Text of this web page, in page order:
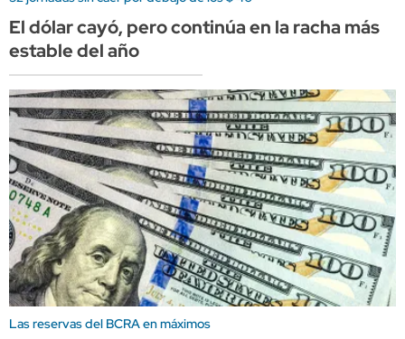
El dólar cayó, pero continúa en la racha más
estable del año
Las reservas del BCRA en máximos